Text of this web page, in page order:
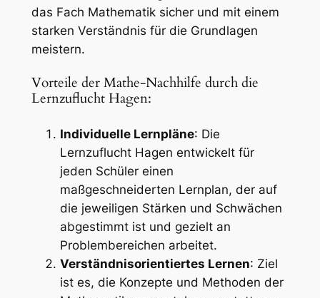
das Fach Mathematik sicher und mit einem
starken Verständnis für die Grundlagen
meistern.
Vorteile der Mathe-Nachhilfe durch die
Lernzuflucht Hagen:
Individuelle Lernpläne: Die
Lernzuflucht Hagen entwickelt für
jeden Schüler einen
maßgeschneiderten Lernplan, der auf
die jeweiligen Stärken und Schwächen
abgestimmt ist und gezielt an
Problembereichen arbeitet.
Verständnisorientiertes Lernen: Ziel
ist es, die Konzepte und Methoden der